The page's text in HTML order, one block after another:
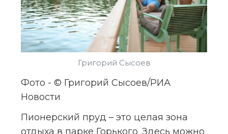
Григорий Сысоев
Фото - © Григорий Сысоев/РИА
Новости
Пионерский пруд – это целая зона
отдыха в парке Горького. Здесь можно